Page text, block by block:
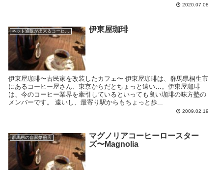
2020.07.08
ネット通販が出来るコーヒー屋 伊東屋珈琲
伊東屋珈琲〜古民家を改装したカフェ〜 伊東屋珈琲は、群馬県桐生市
にあるコーヒー屋さん、東京からだとちょっと遠い…。伊東屋珈琲
は、今のコーヒー業界を牽引しているといっても良い珈琲の味方塾の
メンバーです。 遠いし、最寄り駅からもちょっと歩...
2009.02.19
群馬県の自家焙煎店
マグノリアコーヒーロースター
ズ〜Magnolia